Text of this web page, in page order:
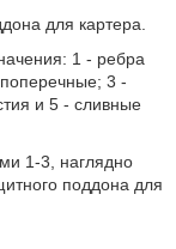
для картера.
1 - ребра
3 -
и 5 - сливные
1-3, наглядно
поддона для